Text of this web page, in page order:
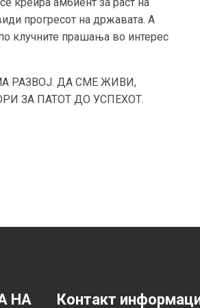
креира амбиент за раст на
прогресот на државата. А
клучните прашања во интерес
РАЗВОЈ. ДА СМЕ ЖИВИ,
ЗА ПАТОТ ДО УСПЕХОТ.
НА Контакт